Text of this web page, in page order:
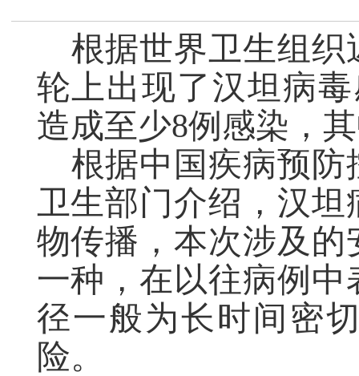
根据世界卫生组
轮上出现了汉坦病
造成至少8例感染，
根据中国疾病预
卫生部门介绍，汉
物传播，本次涉及
一种，在以往病例
径一般为长时间密
险。